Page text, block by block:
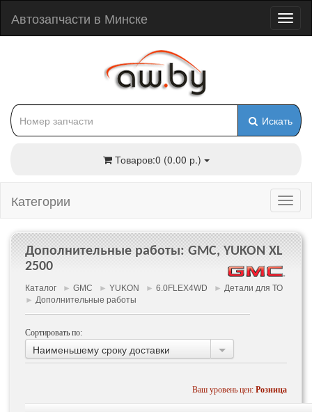
Автозапчасти в Минске
Искать
Товаров:0 (0.00 р.)
Категории
Дополнительные работы: GMC, YUKON XL
2500
Каталог ► GMC ► YUKON ► 6.0FLEX4WD ► Детали для ТО
► Дополнительные работы
Сортировать по:
Наименьшему сроку доставки
Ваш уровень цен: Розница